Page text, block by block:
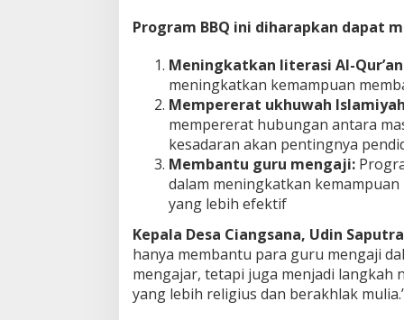
Program BBQ ini diharapkan dapat
Meningkatkan literasi Al-
meningkatkan kemampuan
Mempererat ukhuwah
mempererat hubungan antara
kesadaran akan pentingnya
Membantu guru mengaji:
dalam meningkatkan
yang lebih efektif
Kepala Desa Ciangsana, Udin Saputra
hanya membantu para guru mengaji
mengajar, tetapi juga menjadi langkah
yang lebih religius dan berakhlak